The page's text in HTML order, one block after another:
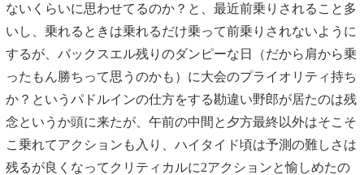
ないくらいに思わせてるのか？と、最近前乗りされること多
いし、乗れるときは乗れるだけ乗って前乗りされないように
するが、バックスエル残りのダンピーな日（だから肩から乗
ったもん勝ちって思うのかも）に大会のプライオリティ持ち
か？というパドルインの仕方をする勘違い野郎が居たのは残
念というか頭に来たが、午前の中間と夕方最終以外はそこそ
こ乗れてアクションも入り、ハイタイド頃は予測の難しさは
残るが良くなってクリティカルに2アクションと愉しめたの